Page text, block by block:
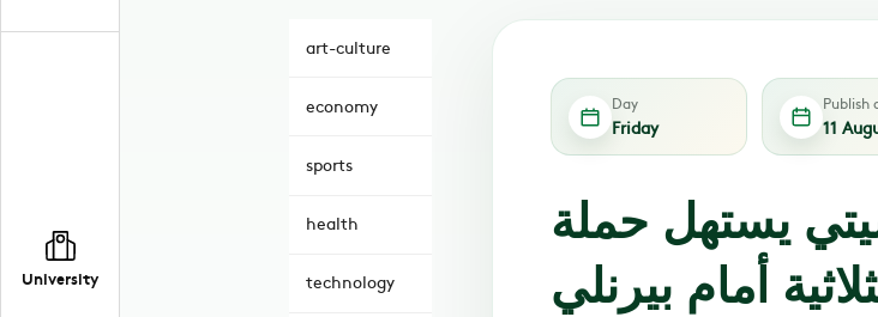
University
art-culture
economy
sports
health
technology
Day
Friday
Publish
11
يستهل حملة
أمام بيرنلي